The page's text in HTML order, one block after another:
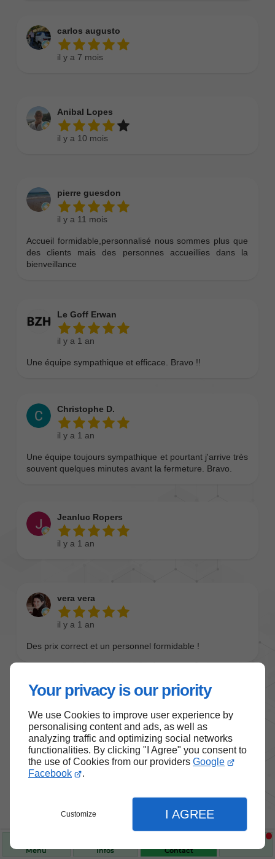
Your privacy is our priority
We use Cookies to improve user experience by
personalising content and ads, as well as
analyzing traffic and optimizing social networks
functionalities. By clicking "I Agree" you consent to
the use of Cookies from our providers Google
Facebook
.
Customize I AGREE
Menu Infos Contact
Nos produits de santé et de